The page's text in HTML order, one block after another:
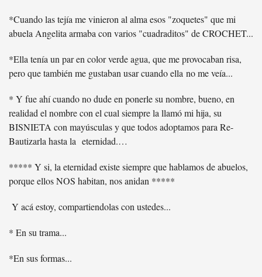
*Cuando las tejía me vinieron al alma esos "zoquetes" que mi
abuela Angelita armaba con varios "cuadraditos" de CROCHET...
*Ella tenía un par en color verde agua, que me provocaban risa,
pero que también me gustaban usar cuando ella no me veía...
* Y fue ahí cuando no dude en ponerle su nombre, bueno, en
realidad el nombre con el cual siempre la llamó mi hija, su
BISNIETA con mayúsculas y que todos adoptamos para Re-
Bautizarla hasta la eternidad.…
***** Y si, la eternidad existe siempre que hablamos de abuelos,
porque ellos NOS habitan, nos anidan *****
Y acá estoy, compartiendolas con ustedes...
* En su trama...
*En sus formas...